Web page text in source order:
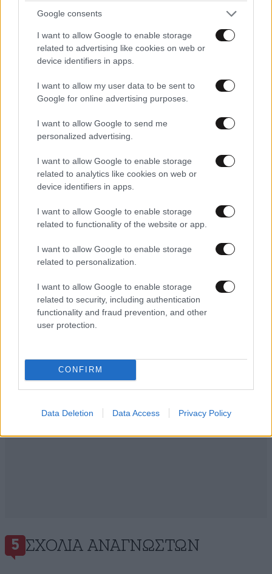
Google consents
I want to allow Google to enable storage
related to advertising like cookies on web or
device identifiers in apps.
I want to allow my user data to be sent to
Google for online advertising purposes.
I want to allow Google to send me
personalized advertising.
I want to allow Google to enable storage
related to analytics like cookies on web or
device identifiers in apps.
I want to allow Google to enable storage
related to functionality of the website or app.
I want to allow Google to enable storage
related to personalization.
I want to allow Google to enable storage
related to security, including authentication
functionality and fraud prevention, and other
user protection.
CONFIRM
Data Deletion Data Access Privacy Policy
Παπαγεωργίου - Ένα έγκλημα χωρίς σορό
Η δολοφονία της εγκύου Σάρον Τέιτ – Τι
απέγιναν τα μέλη της «Οικογένειας Μάνσον»;
Ακολουθήστε τοNEWSBEASTστοGoogle News
και μάθετε πρώτοι όλες τις ειδήσεις
5 ΣΧΌΛΙΑ ΑΝΑΓΝΩΣΤΏΝ